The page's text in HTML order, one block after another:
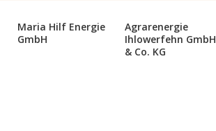
Maria Hilf Energie
GmbH
Agrarenergie
Ihlowerfehn GmbH
& Co. KG